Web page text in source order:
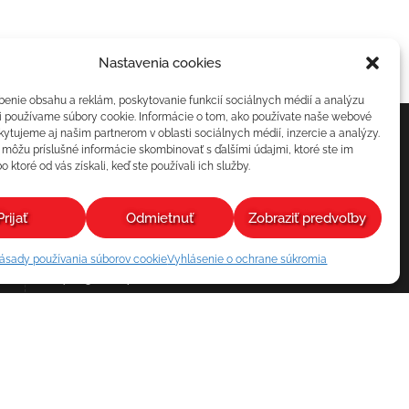
Nastavenia cookies
obsahu a reklám, poskytovanie funkcií sociálnych médií a analýzu
používame súbory cookie. Informácie o tom, ako používate naše webové
aj našim partnerom v oblasti sociálnych médií, inzercie a analýzy.
príslušné informácie skombinovať s ďalšími údajmi, ktoré ste im
ktoré od vás získali, keď ste používali ich služby.
Odmietnuť Zobraziť predvoľby
používania súborov cookieVyhlásenie o ochrane súkromia
František Hozza – PROMOTO
Poprad 05801
promoto@promoto.sk
+421 903 960 440